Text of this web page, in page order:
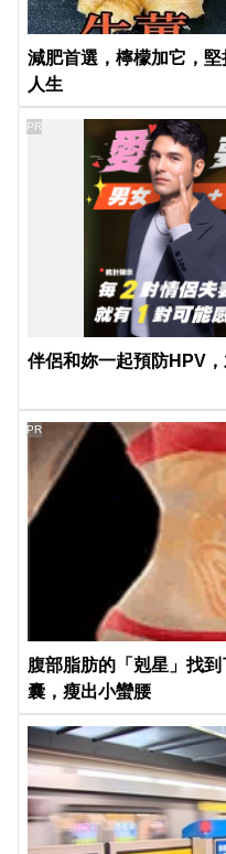
減肥首選，檸檬加它，
人生
伴侶和妳一起預防HPV，
PR
腹部脂肪的「剋星」找
囊，瘦出小蠻腰
PR